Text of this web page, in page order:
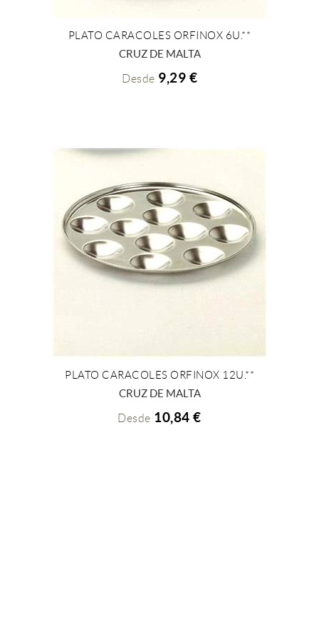
+ INFO
PLATO CARACOLES ORFINOX 6U.**
CRUZ DE MALTA
Desde 9,29 €
+ INFO
PLATO CARACOLES ORFINOX 12U.**
CRUZ DE MALTA
Desde 10,84 €